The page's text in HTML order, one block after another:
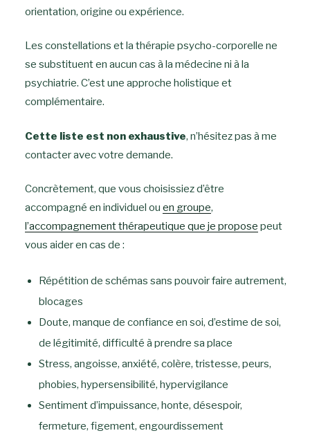
orientation, origine ou expérience.
Les constellations et la thérapie psycho-corporelle ne
se substituent en aucun cas à la médecine ni à la
psychiatrie. C’est une approche holistique et
complémentaire.
Cette liste est non exhaustive, n’hésitez pas à me
contacter avec votre demande.
Concrètement, que vous choisissiez d’être
accompagné en individuel ou en groupe,
l’accompagnement thérapeutique que je propose peut
vous aider en cas de :
Répétition de schémas sans pouvoir faire autrement,
blocages
Doute, manque de confiance en soi, d’estime de soi,
de légitimité, difficulté à prendre sa place
Stress, angoisse, anxiété, colère, tristesse, peurs,
phobies, hypersensibilité, hypervigilance
Sentiment d’impuissance, honte, désespoir,
fermeture, figement, engourdissement